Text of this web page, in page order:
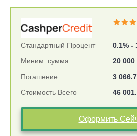
Стандартный Процент
0.1% -
Миним. сумма
20 000
Погашение
3
Стоимость Всего
46
Оформить